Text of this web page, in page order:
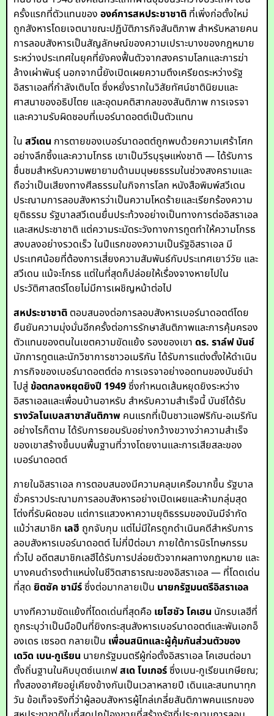
ครั้งแรกที่ตัวแทนขององค์การสหประชาชาติ ที่เพิ่งก่อตั้งใหม่
ถูกสังหารโดยเจตนาขณะปฏิบัติภารกิจสันติภาพ สำหรับหลายคน
การลอบสังหารเป็นสัญลักษณ์ของความเปราะบางของกฎหมาย
ระหว่างประเทศในยุคที่ยังคงฟื้นตัวจากสงครามโลกและการฆ่า
ล้างเผ่าพันธุ์ นอกจากนี้ยังเปิดเผยความตึงเครียดระหว่างรัฐ
อิสราเอลที่กำลังเติบโต ซึ่งหยั่งรากในวิสัยทัศน์ชาตินิยมและ
ศาสนาของอธิปไตย และอุดมคติสากลของสันติภาพ การเจรจา
และความรับผิดชอบที่เบอร์นาดอตต์เป็นตัวแทน
ในสวีเดน การตายของเบอร์นาดอตต์ถูกพบด้วยความเศร้าโศก
อย่างลึกซึ้งและความโกรธ เขาเป็นวีรบุรุษแห่งชาติ — ได้รับการ
ชื่นชมสำหรับความพยายามด้านมนุษยธรรมในช่วงสงครามและ
ถือว่าเป็นเสียงทางศีลธรรมในกิจการโลก หนังสือพิมพ์สวีเดน
ประณามการลอบสังหารว่าเป็นความโหดร้ายและเรียกร้องความ
ยุติธรรม รัฐบาลสวีเดนยื่นประท้วงอย่างเป็นทางการต่ออิสราเอล
และสหประชาชาติ แต่ความระมัดระวังทางการทูตทำให้ความโกรธ
สงบลงอย่างรวดเร็ว ในปีแรกของความเป็นรัฐอิสราเอล มี
ประเทศน้อยที่ต้องการเสี่ยงความสัมพันธ์กับประเทศเยาว์วัย และ
สวีเดน แม้จะโกรธ แต่ในที่สุดก็ปล่อยให้เรื่องจางหายไปใน
ประวัติศาสตร์โดยไม่มีการเผชิญหน้าต่อไป
สหประชาชาติ ตอบสนองต่อการลอบสังหารเบอร์นาดอตต์โดย
ยืนยันความมุ่งมั่นอีกครั้งต่อการรักษาสันติภาพและการคุ้มครอง
ตัวแทนของตนในเขตความขัดแย้ง รองของเขาดร. ราล์ฟ บันช์
นักการทูตและนักวิชาการชาวอเมริกัน ได้รับการแต่งตั้งให้ดำเนิน
ภารกิจของเบอร์นาดอตต์ต่อ การเจรจาอย่างอดทนของบันช์นำ
ไปสู่ข้อตกลงหยุดยิงปี 1949ซึ่งกำหนดเส้นหยุดยิงระหว่าง
อิสราเอลและเพื่อนบ้านอาหรับ สำหรับความสำเร็จนี้ บันช์ได้รับ
รางวัลโนเบลสาขาสันติภาพ คนแรกที่เป็นชาวแอฟริกัน-อเมริกัน
อย่างไรก็ตาม ได้รับการยอมรับอย่างกว้างขวางว่าความสำเร็จ
ของเขาสร้างขึ้นบนพื้นฐานที่วางโดยงานและการเสียสละของ
เบอร์นาดอตต์
ภายในอิสราเอล การตอบสนองมีความคลุมเครือมากขึ้น รัฐบาล
ชั่วคราวประณามการลอบสังหารอย่างเปิดเผยและห้ามกลุ่มสุด
โต่งที่รับผิดชอบ แต่การแสวงหาความยุติธรรมของมันมีจำกัด
แม้ว่าสมาชิก เลฮี ถูกจับกุม แต่ไม่มีใครถูกดำเนินคดีสำหรับการ
ลอบสังหารเบอร์นาดอตต์ ไม่กี่ปีต่อมา ภายใต้การนิรโทษกรรม
ทั่วไป อดีตสมาชิกเลฮีได้รับการปล่อยตัวจากผลทางกฎหมาย และ
บางคนดำรงตำแหน่งในชีวิตสาธารณะของอิสราเอล — ที่โดดเด่น
ที่สุดยิตซัค ชามีร์ซึ่งต่อมากลายเป็น นายกรัฐมนตรีอิสราเอล
บางทีความขัดแย้งที่โดดเด่นที่สุดคือ เยโฮชัว โคเฮน นักรบเลฮีที่
ถูกระบุว่าเป็นมือปืนที่ยิงกระสุนสังหารเบอร์นาดอตต์และพันเอกอ็
องเดร เซรอต กลายเป็น เพื่อนสนิทและผู้คุ้มกันส่วนตัวของ
เดวิด เบน-กูเรียน นายกรัฐมนตรีผู้ก่อตั้งอิสราเอล โคเฮนต่อมา
ตั้งถิ่นฐานในคิบบุตซ์เนเกฟสเด โบเกอร์ซึ่งเบน-กูเรียนเกษียณ;
ทั้งสองอาศัยอยู่เคียงข้างกันเป็นเวลาหลายปี เดินและสนทนาทุก
วัน ข้อเท็จจริงที่ว่าผู้ลอบสังหารผู้ไกล่เกลี่ยสันติภาพคนแรกของ